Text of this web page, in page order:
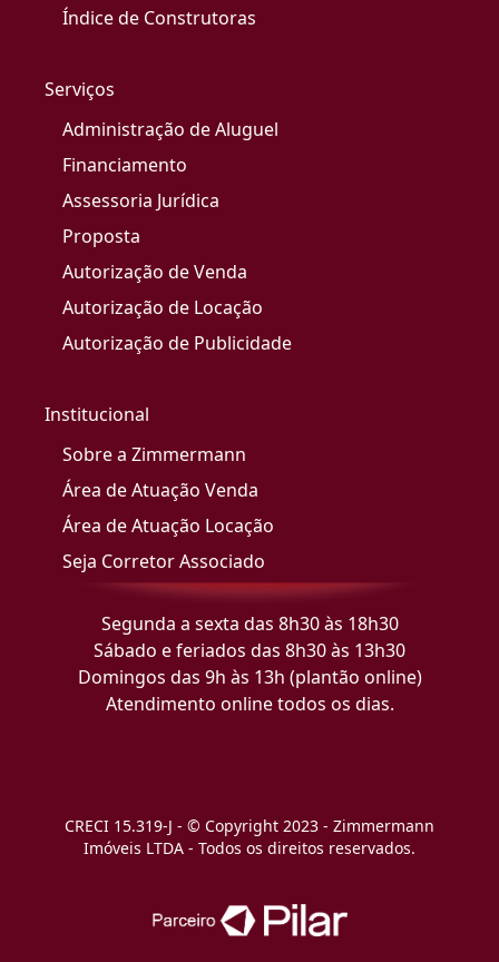
Índice de Construtoras
Serviços
Administração de Aluguel
Financiamento
Assessoria Jurídica
Proposta
Autorização de Venda
Autorização de Locação
Autorização de Publicidade
Institucional
Sobre a Zimmermann
Área de Atuação Venda
Área de Atuação Locação
Seja Corretor Associado
Segunda a sexta das 8h30 às 18h30
Sábado e feriados das 8h30 às 13h30
Domingos das 9h às 13h (plantão online)
Atendimento online todos os dias.
CRECI 15.319-J - © Copyright 2023 - Zimmermann
Imóveis LTDA - Todos os direitos reservados.